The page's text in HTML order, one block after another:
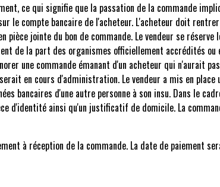
ce qui signifie que la passation de la commande
le compte bancaire de l'acheteur. L'acheteur doit
jointe du bon de commande. Le vendeur se
de la part des organismes officiellement accrédités ou
une commande émanant d'un acheteur qui n'aurait
en cours d'administration. Le vendeur a mis en
bancaires d'une autre personne à son insu. Dans le
d'identité ainsi qu'un justificatif de domicile. La
à réception de la commande. La date de paiement